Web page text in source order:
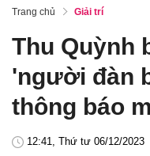
Trang chủ Giải trí
Thu Quỳnh
'người đàn
thông báo
12:41, Thứ tư 06/12/2023